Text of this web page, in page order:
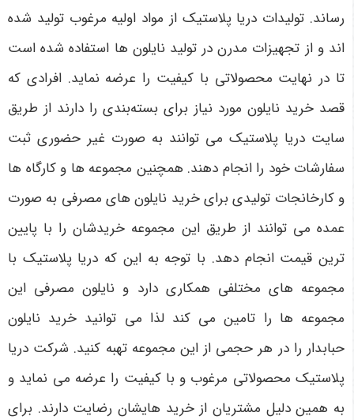
رساند. تولیدات دریا پلاستیک از مواد اولیه مرغوب تولید شده‌
اند و از تجهیزات مدرن در تولید نایلون‌ ها استفاده شده است
تا در نهایت محصولاتی با کیفیت را عرضه نماید. افرادی که
قصد خرید نایلون مورد نیاز برای بسته‌بندی را دارند از طریق
سایت دریا پلاستیک می‌ توانند به صورت غیر حضوری ثبت
سفارشات خود را انجام دهند. همچنین مجموعه‌ ها و کارگاه‌ ها
و کارخانجات تولیدی برای خرید نایلون‌ های مصرفی به صورت
عمده می‌ توانند از طریق این مجموعه خریدشان را با پایین‌
ترین قیمت انجام دهد. با توجه به این که دریا پلاستیک با
مجموعه های مختلفی همکاری دارد و نایلون مصرفی این
مجموعه ها را تامین می کند لذا می توانید خرید نایلون
حبابدار را در هر حجمی از این مجموعه تهبه کنید. شرکت دریا
پلاستیک محصولاتی مرغوب و با کیفیت را عرضه می نماید و
به همین دلیل مشتریان از خرید هایشان رضایت دارند. برای